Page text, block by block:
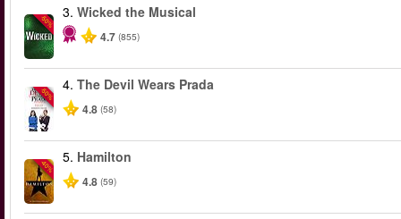
-50%
3. Wicked the Musical
4.7 (855)
-50%
4. The Devil Wears Prada
4.8 (58)
-40%
5. Hamilton
4.8 (59)